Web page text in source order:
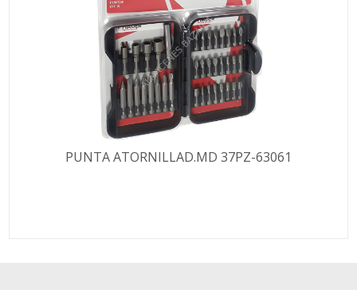
PUNTA ATORNILLAD.MD 37PZ-63061